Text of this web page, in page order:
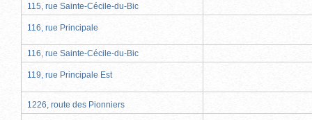
115, rue Sainte-Cécile-du-Bic
116, rue Principale
116, rue Sainte-Cécile-du-Bic
119, rue Principale Est
1226, route des Pionniers